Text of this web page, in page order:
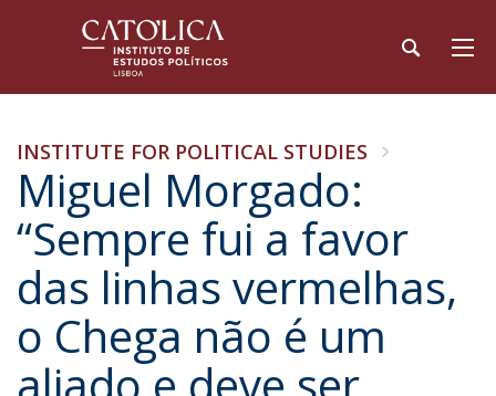
INSTITUTE FOR POLITICAL STUDIES
Miguel Morgado:
“Sempre fui a favor
das linhas vermelhas,
o Chega não é um